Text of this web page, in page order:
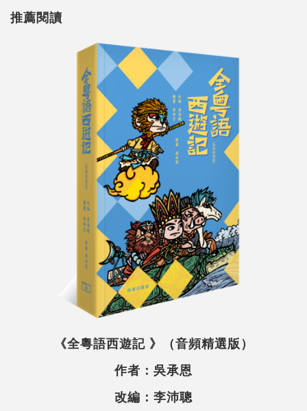
推薦閱讀
《全粵語西遊記 》（音頻精選版）
作者：吳承恩
改編：李沛聰